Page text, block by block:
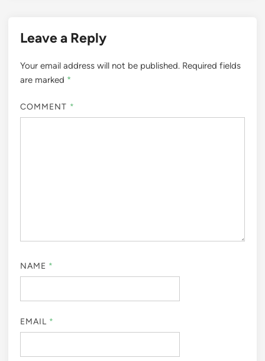
Leave a Reply
Your email address will not be published. Required fields
are marked *
COMMENT *
NAME *
EMAIL *